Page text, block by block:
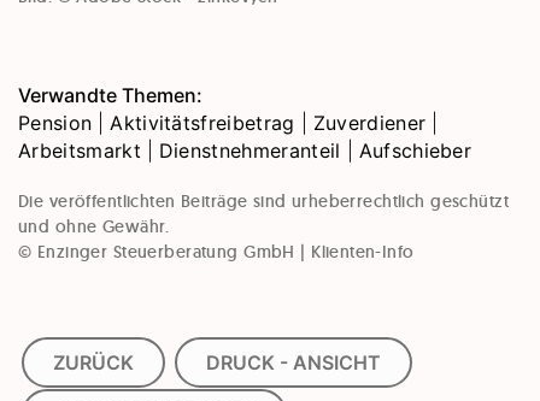
Verwandte Themen:
Pension |Aktivitätsfreibetrag Zuverdiener
Arbeitsmarkt
Dienstnehmeranteil Aufschieber
Die veröffentlichten Beiträge sind urheberrechtlich geschützt
und ohne Gewähr.
© Enzinger Steuerberatung GmbH | Klienten-Info
ZURÜCK DRUCK - ANSICHT